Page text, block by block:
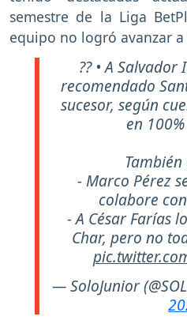
semestre de la Liga
equipo no logró avanzar
?? • A
recomendado
sucesor, según
en
- Marco Pérez
colabore
- A César Farías
Char, pero no
— SoloJunior